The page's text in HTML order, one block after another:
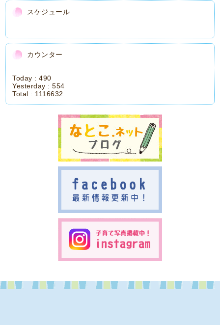
スケジュール
カウンター
Today :490
Yesterday :554
Total : 1116632